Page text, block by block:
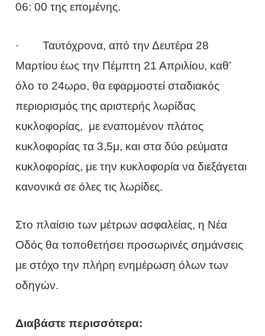
06: 00 της επομένης.
· Ταυτόχρονα, από την Δευτέρα 28
Μαρτίου έως την Πέμπτη 21 Απριλίου, καθ’
όλο το 24ωρο, θα εφαρμοστεί σταδιακός
περιορισμός της αριστερής λωρίδας
κυκλοφορίας, με εναπομένον πλάτος
κυκλοφορίας τα 3,5μ, και στα δύο ρεύματα
κυκλοφορίας, με την κυκλοφορία να διεξάγεται
κανονικά σε όλες τις λωρίδες.
Στο πλαίσιο των μέτρων ασφαλείας, η Νέα
Οδός θα τοποθετήσει προσωρινές σημάνσεις
με στόχο την πλήρη ενημέρωση όλων των
οδηγών.
Διαβάστε περισσότερα: